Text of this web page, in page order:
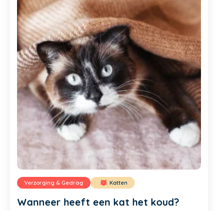
Verzorging & Gedrag Katten
Wanneer heeft een kat het koud?